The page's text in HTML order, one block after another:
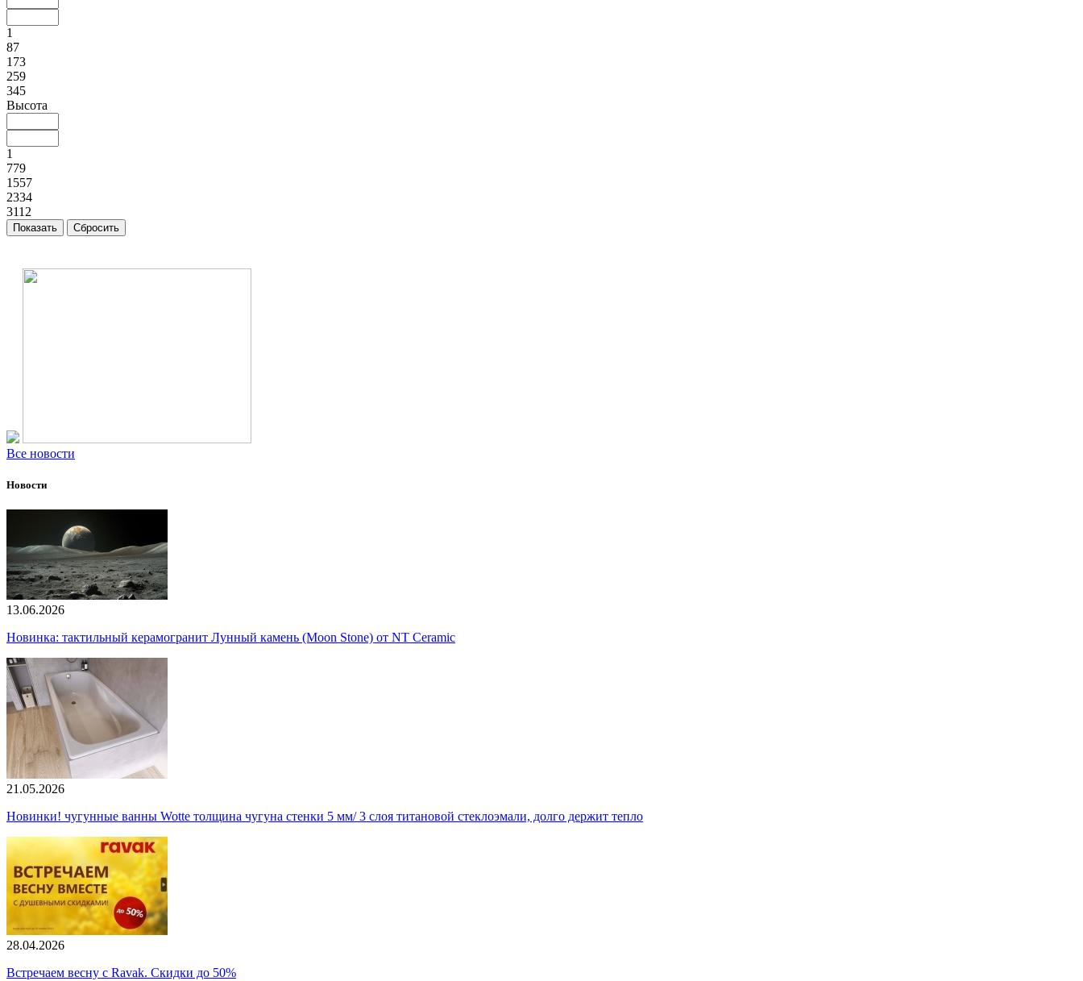
1
87
173
259
345
Высота
1
779
1557
2334
3112
Все новости
Новости
13.06.2026
Новинка: тактильный керамогранит Лунный камень (Moon Stone) от NT Ceramic
21.05.2026
Новинки! чугунные ванны Wotte толщина чугуна стенки 5 мм/ 3 слоя титановой стеклоэмали, долго держит тепло
28.04.2026
Встречаем весну с Ravak. Скидки до 50%